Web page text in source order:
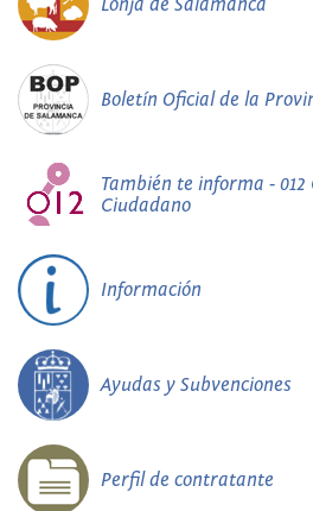
Boletín Oficial de la
También te informa - 012
Ciudadano
Información
Ayudas y Subvenciones
Perfil de contratante